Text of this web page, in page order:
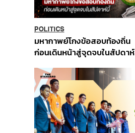
POLITICS
มหากาพย์โกงข้อสอบท้องถิ่น
ก่อนเดินหน้าสู่จุดจบในสัปดาห์